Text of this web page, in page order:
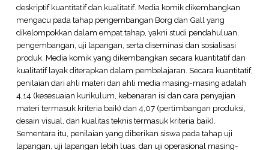
deskriptif kuantitatif dan kualitatif. Media komik dikembangkan
mengacu pada tahap pengembangan Borg dan Gall yang
dikelompokkan dalam empat tahap, yakni studi pendahuluan,
pengembangan, uji lapangan, serta diseminasi dan sosialisasi
produk. Media komik yang dikembangkan secara kuantitatif dan
kualitatif layak diterapkan dalam pembelajaran. Secara kuantitatif,
penilaian dari ahli materi dan ahli media masing-masing adalah
4,14 (kesesuaian kurikulum, kebenaran isi dan cara penyajian
materi termasuk kriteria baik) dan 4,07 (pertimbangan produksi,
desain visual, dan kualitas teknis termasuk kriteria baik).
Sementara itu, penilaian yang diberikan siswa pada tahap uji
lapangan, uji lapangan lebih luas, dan uji operasional masing-